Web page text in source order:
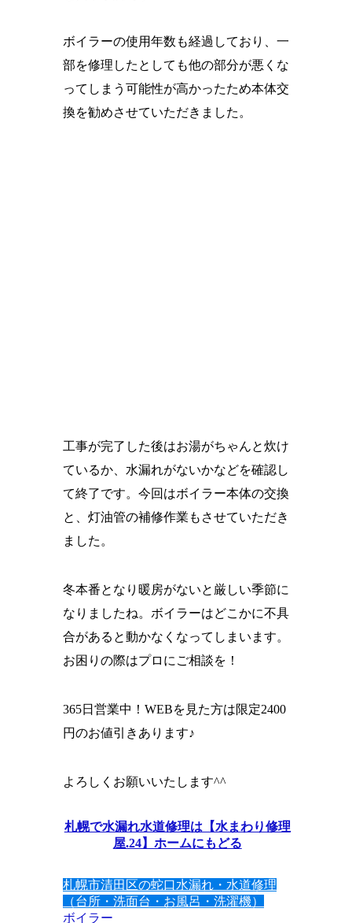
ボイラーの使用年数も経過しており、一
部を修理したとしても他の部分が悪くな
ってしまう可能性が高かったため本体交
換を勧めさせていただきました。
工事が完了した後はお湯がちゃんと炊け
ているか、水漏れがないかなどを確認し
て終了です。今回はボイラー本体の交換
と、灯油管の補修作業もさせていただき
ました。
冬本番となり暖房がないと厳しい季節に
なりましたね。ボイラーはどこかに不具
合があると動かなくなってしまいます。
お困りの際はプロにご相談を！
365日営業中！WEBを見た方は限定2400
円のお値引きあります♪
よろしくお願いいたします^^
札幌で水漏れ水道修理は【水まわり修理
屋.24】ホームにもどる
札幌市清田区の蛇口水漏れ・水道修理
（台所・洗面台・お風呂・洗濯機）
ボイラー